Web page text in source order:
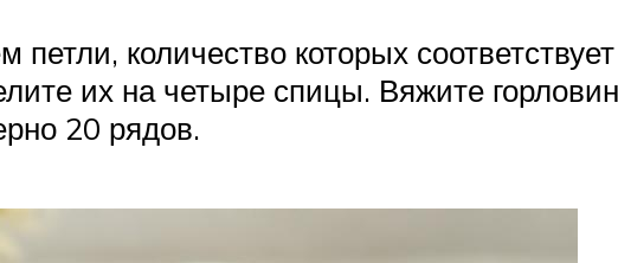
количество которых
их на четыре спицы. Вяжите
20 рядов.